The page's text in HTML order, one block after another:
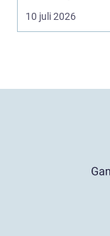
f&ou...
10 juli 2026